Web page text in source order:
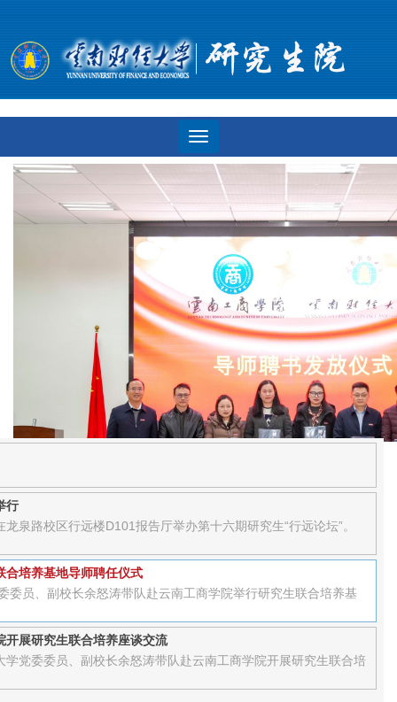
行
泉路校区行远楼D101报告厅举办第十六期研究生“行远论坛”。
合培养基地导师聘任仪式
委员、副校长余怒涛带队赴云南工商学院举行研究生联合培养基
开展研究生联合培养座谈交流
党委委员、副校长余怒涛带队赴云南工商学院开展研究生联合培